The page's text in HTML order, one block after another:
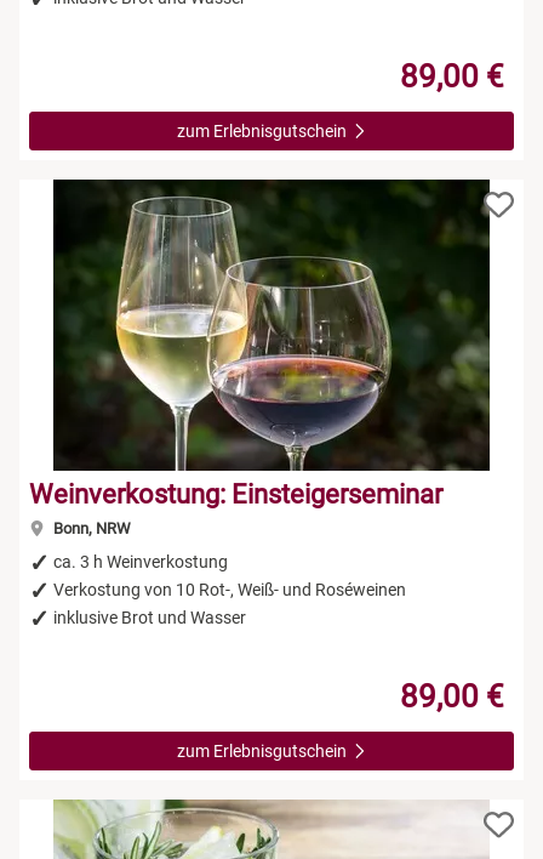
89,00 €
zum Erlebnisgutschein
Weinverkostung: Einsteigerseminar
Bonn, NRW
ca. 3 h Weinverkostung
Verkostung von 10 Rot-, Weiß- und Roséweinen
inklusive Brot und Wasser
89,00 €
zum Erlebnisgutschein